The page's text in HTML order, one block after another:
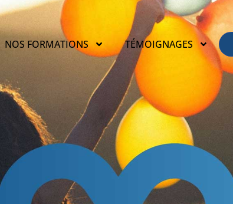
NOS FORMATIONS TÉMOIGNAGES